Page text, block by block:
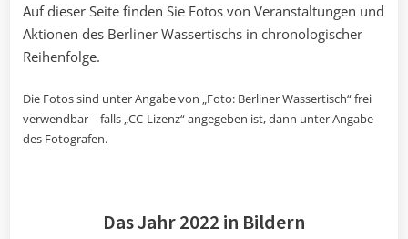
Auf dieser Seite finden Sie Fotos von Veranstaltungen und
Aktionen des Berliner Wassertischs in chronologischer
Reihenfolge.
Die Fotos sind unter Angabe von „Foto: Berliner Wassertisch“ frei
verwendbar – falls „CC-Lizenz“ angegeben ist, dann unter Angabe
des Fotografen.
Das Jahr 2022 in Bildern